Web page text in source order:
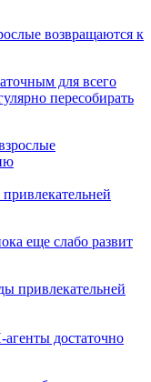
возвращаются к
для всего
пересобирать
еще слабо развит
достаточно